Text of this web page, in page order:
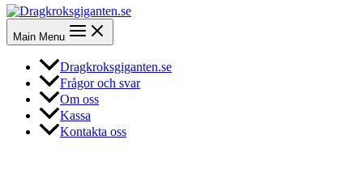
Main Menu
Dragkroksgiganten.se
Frågor och svar
Om oss
Kassa
Kontakta oss